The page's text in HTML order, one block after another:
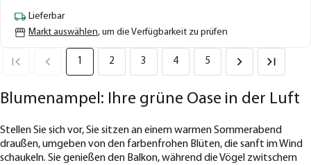
Lieferbar
Markt auswählen, um die Verfügbarkeit zu prüfen
1 2 3 4 5
Blumenampel: Ihre grüne Oase in der Luft
Stellen Sie sich vor, Sie sitzen an einem warmen Sommerabend
draußen, umgeben von den farbenfrohen Blüten, die sanft im Wind
schaukeln. Sie genießen den Balkon, während die Vögel zwitschern